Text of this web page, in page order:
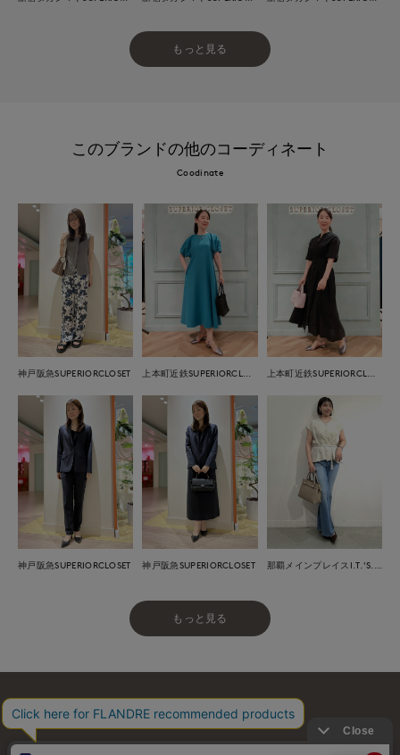
もっと見る
このブランドの他のコーディネート
Coodinate
神戸阪急SUPERIORCLOSET
神戸阪急SUPERIORCLOSET 神戸阪急SUPERIORCLOSET
もっと見る